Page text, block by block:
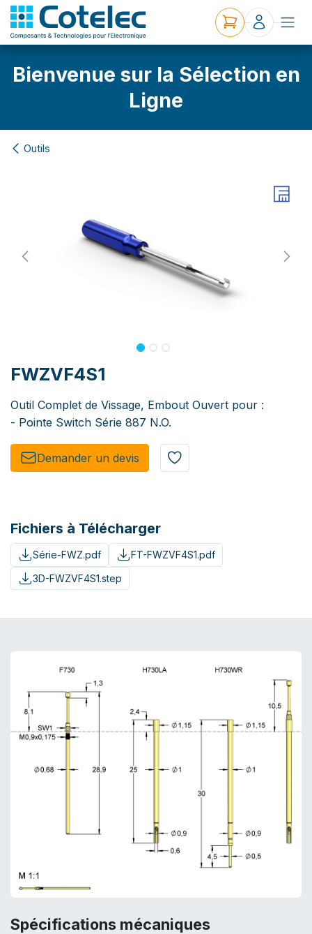
Bienvenue sur la Sélection en
Ligne
Outils
FWZVF4S1
Outil Complet de Vissage, Embout Ouvert pour :
- Pointe Switch Série 887 N.O.
Demander un de​​vis​​
Fichiers à Télécharger
Série-FWZ.pdf
FT-FWZVF4S1.pdf
3D-FWZVF4S1.step
Spécifications mécaniques